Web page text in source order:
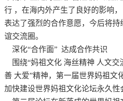
行 ，在海内外产生了良好的影响
表达了强烈的合作意愿，今后将
谊交流圈。
深化“合作面” 达成合作共识
围绕“妈祖文化 海丝精神 人文交
善 大爱”精神，第一届世界妈祖文
加快建设世界妈祖文化论坛永久性